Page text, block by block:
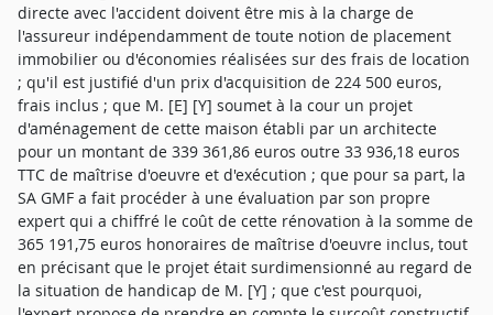
directe avec l'accident doivent être mis à la charge de
l'assureur indépendamment de toute notion de placement
immobilier ou d'économies réalisées sur des frais de location
; qu'il est justifié d'un prix d'acquisition de 224 500 euros,
frais inclus ; que M. [E] [Y] soumet à la cour un projet
d'aménagement de cette maison établi par un architecte
pour un montant de 339 361,86 euros outre 33 936,18 euros
TTC de maîtrise d'oeuvre et d'exécution ; que pour sa part, la
SA GMF a fait procéder à une évaluation par son propre
expert qui a chiffré le coût de cette rénovation à la somme de
365 191,75 euros honoraires de maîtrise d'oeuvre inclus, tout
en précisant que le projet était surdimensionné au regard de
la situation de handicap de M. [Y] ; que c'est pourquoi,